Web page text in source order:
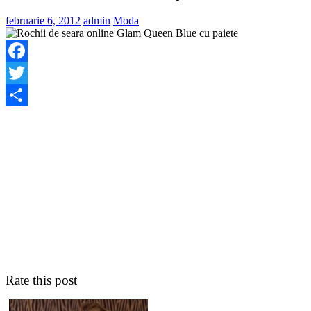
februarie 6, 2012 admin Moda
Facebook
Twitter
Rate this post